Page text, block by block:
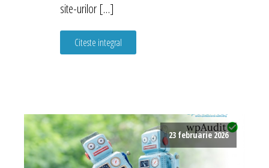
site-urilor […]
Citeste integral
23 februarie 2026